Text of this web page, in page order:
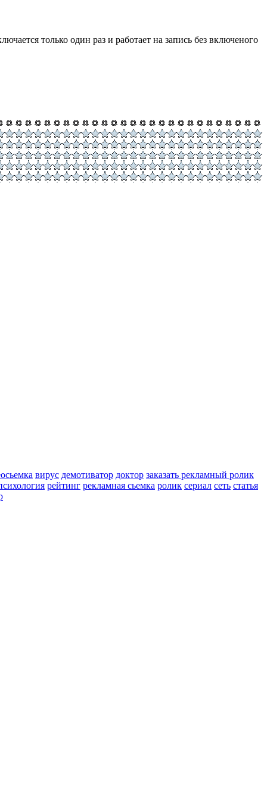
только один раз и работает на запись без включеного
вирус демотиватор доктор заказать рекламный ролик
рейтинг рекламная сьемка ролик сериал сеть статья